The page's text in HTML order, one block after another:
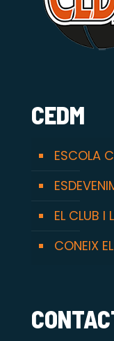
CEDM
ESCOLA
EL CLUB I
CONEIX